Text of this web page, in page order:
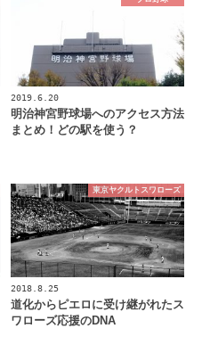
2019.6.20
明治神宮野球場へのアクセス方法
まとめ！どの駅を使う？
東京ヤクルトスワローズ
2018.8.25
道化からピエロに受け継がれたス
ワローズ応援のDNA